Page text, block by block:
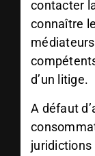
contacter
connaître
d’un litige.
A défaut